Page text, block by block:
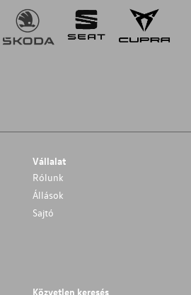
Vállalat
Rólunk
Állások
Sajtó
Közvetlen keresés